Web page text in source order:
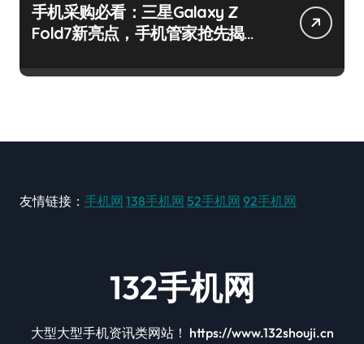
手机采购必看：三星Galaxy Z
Fold7新亮点，手机管家抢先揭
友情链接： 手机网 138手机网 52手机网 92手机网
132手机网
大型大型手机资讯类网站！ https://www.132shouji.cn